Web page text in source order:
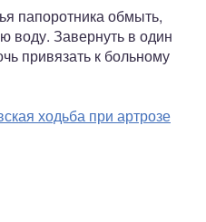
папоротника обмыть,
воду. Завернуть в один
привязать к больному
ходьба при артрозе